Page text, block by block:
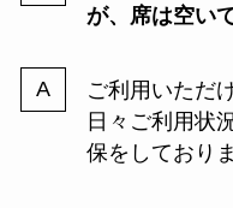
が、席は空い
ご利用いただ
日々ご利用状
保をしており